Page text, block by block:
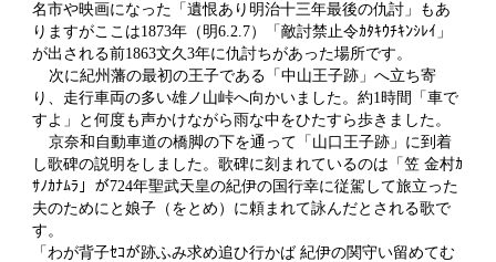
名市や映画になった「遺恨あり明治十三年最後の仇討」もあ
りますがここは1873年（明6.2.7）「敵討禁止令ｶﾀｷｳﾁｷﾝｼﾚｲ」
が出される前1863文久3年に仇討ちがあった場所です。
次に紀州藩の最初の王子である「中山王子跡」へ立ち寄
り、走行車両の多い雄ノ山峠へ向かいました。約1時間「車で
すよ」と何度も声かけながら雨な中をひたすら歩きました。
京奈和自動車道の橋脚の下を通って「山口王子跡」に到着
し歌碑の説明をしました。歌碑に刻まれているのは「笠 金村ｶ
ｻﾉｶﾅﾑﾗ」が724年聖武天皇の紀伊の国行幸に従駕して旅立った
夫のためにと娘子（をとめ）に頼まれて詠んだとされる歌で
す。
「わが背子ｾｺが跡ふみ求め追ひ行かば 紀伊の関守い留めてむ